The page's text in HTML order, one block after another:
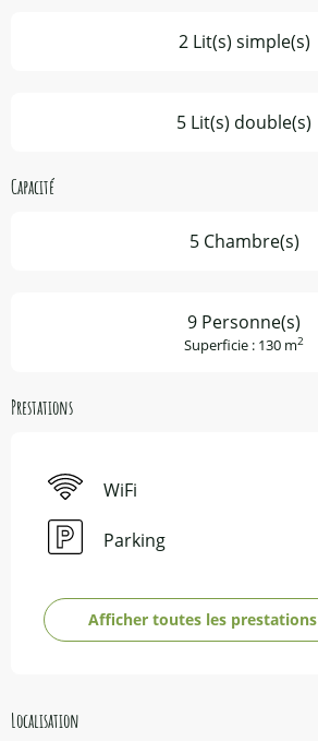
2 Lit(s) simple(s)
5 Lit(s) double(s)
Capacité
5 Chambre(s)
9 Personne(s)
Superficie : 130 m2
Prestations
WiFi
Parking
Afficher toutes les prestations
Localisation